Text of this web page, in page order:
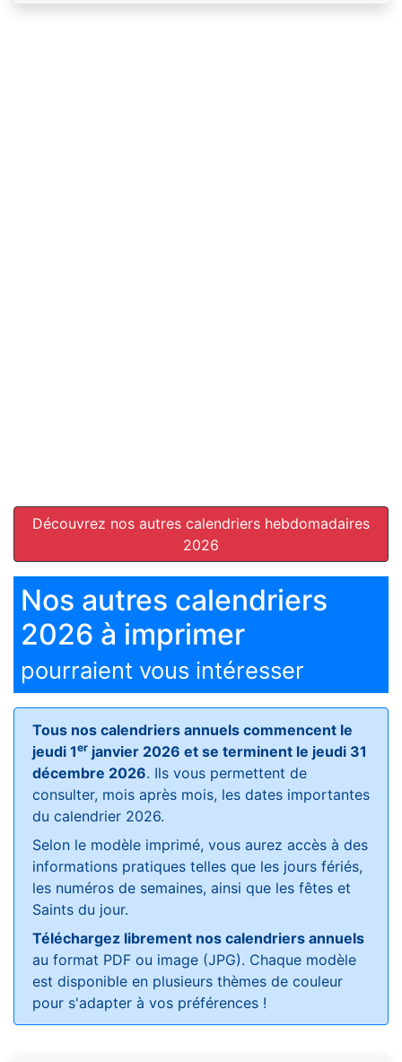
Découvrez nos autres calendriers hebdomadaires
2026
Nos autres calendriers
2026 à imprimer
pourraient vous intéresser
Tous nos calendriers annuels commencent le
jeudi 1er janvier 2026 et se terminent le jeudi 31
décembre 2026. Ils vous permettent de
consulter, mois après mois, les dates importantes
du calendrier 2026.
Selon le modèle imprimé, vous aurez accès à des
informations pratiques telles que les jours fériés,
les numéros de semaines, ainsi que les fêtes et
Saints du jour.
Téléchargez librement nos calendriers annuels
au format PDF ou image (JPG). Chaque modèle
est disponible en plusieurs thèmes de couleur
pour s'adapter à vos préférences !